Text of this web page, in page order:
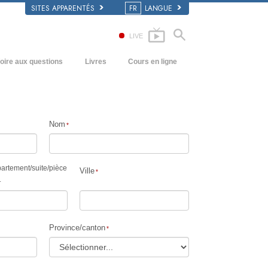
SITES APPARENTÉS FR LANGUE
LIVE
aux questions Livres
Films
Cours en ligne
Solutions à un environnement
blessures
Intégrité et honnêteté
Le mariage
L’échelle des tons émotionnels
Nom
/suite/pièce
Ville
Province/canton